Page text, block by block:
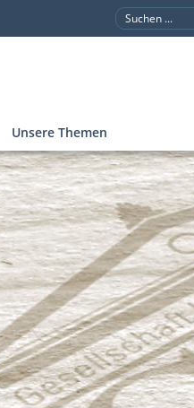
Unsere Themen